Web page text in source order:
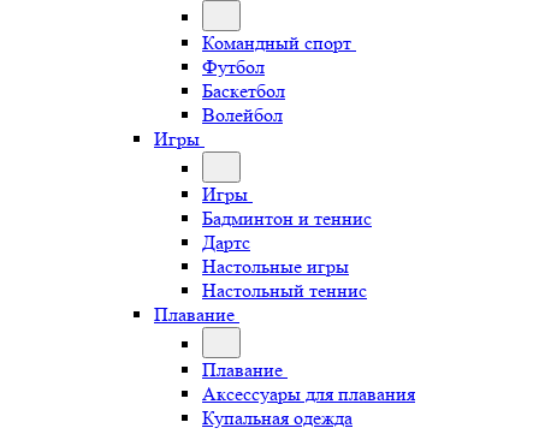
Командный спорт
Футбол
Баскетбол
Волейбол
Игры
Игры
Бадминтон и теннис
Дартс
Настольные игры
Настольный теннис
Плавание
Плавание
Аксессуары для плавания
Купальная одежда